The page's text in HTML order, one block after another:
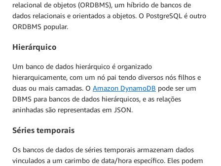
relacional de objetos (ORDBMS), um híbrido de bancos de
dados relacionais e orientados a objetos. O PostgreSQL é outro
ORDBMS popular.
Hierárquico
Um banco de dados hierárquico é organizado
hierarquicamente, com um nó pai tendo diversos nós filhos e
duas ou mais camadas. O Amazon DynamoDB pode ser um
DBMS para bancos de dados hierárquicos, e as relações
aninhadas são representadas em JSON.
Séries temporais
Os bancos de dados de séries temporais armazenam dados
vinculados a um carimbo de data/hora específico. Eles podem